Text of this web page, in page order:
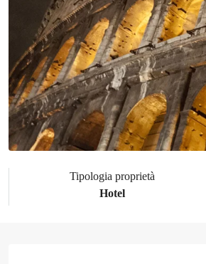
Tipologia proprietà
Hotel